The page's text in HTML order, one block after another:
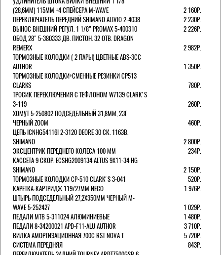
(28,6ММ) 115ММ +4 СПЕЙСЕРА M-WAVE
2 160Р.
ПЕРЕКЛЮЧАТЕЛЬ ПЕРЕДНИЙ SHIMANO ALIVIO 2-4038
2 230Р.
ВЫНОС ВНЕШНИЙ РЕГУЛ. 1 1/8" PROMAX 5-400310
2 226Р.
ОБОД 28" 5-380333 ДВ. ПИСТОН. 32 ОТВ. DRAGON
REMERX
2 982Р.
ТОРМОЗНЫЕ КОЛОДКИ ( 2 ПАРЫ) ЦВЕТНЫЕ ABS-3CC
AUTHOR
1 350Р.
ТОРМОЗНЫЕ КОЛОДКИ+СМЕННЫЕ РЕЗИНКИ CP513
CLARKS
780Р.
ТРОСИК ПЕРЕКЛЮЧЕНИЯ С ТЕФЛОНОМ W7139 СLARK'S
3-119
260Р.
ХОМУТ 5-250802 ПОДСЕДЕЛЬНЫЙ 31,8ММ, 23Г
ЧЕРНЫЙ ZOOM
460Р.
ЦЕПЬ ICNHG54116I 2-3120 DEORE 30 СК. 116ЗВ.
SHIMANO
2 800Р.
ЭКСЦЕНТРИК ПЕРЕДНЕГО КОЛЕСА 100 ММ
234Р.
КАССЕТА 9 СКОР. ECSHG2009134 ALTUS 9Х11-34 HG
SHIMANO
2 150Р.
ТОРМОЗНЫЕ КОЛОДКИ CP-510 CLARK'S 3-041
520Р.
КАРЕТКА-КАРТРИДЖ 119/27ММ NECO
1 976Р.
ШТЫРЬ ПОДСЕДЕЛЬНЫЙ 27,2Х350ММ ЧЕРНЫЙ M-
WAVE 5-252427
1 029Р.
ПЕДАЛИ MTB 5-311024 АЛЮМИНИЕВЫЕ
1 480Р.
ПЕДАЛИ 8-34200021 APD-F11-ALU AUTHOR
3 710Р.
ВИЛКА АМОРТИЗАЦИОННАЯ 700С RST NOVA T
5 720Р.
СИСТЕМА ПЕРЕДНЯЯ
843Р.